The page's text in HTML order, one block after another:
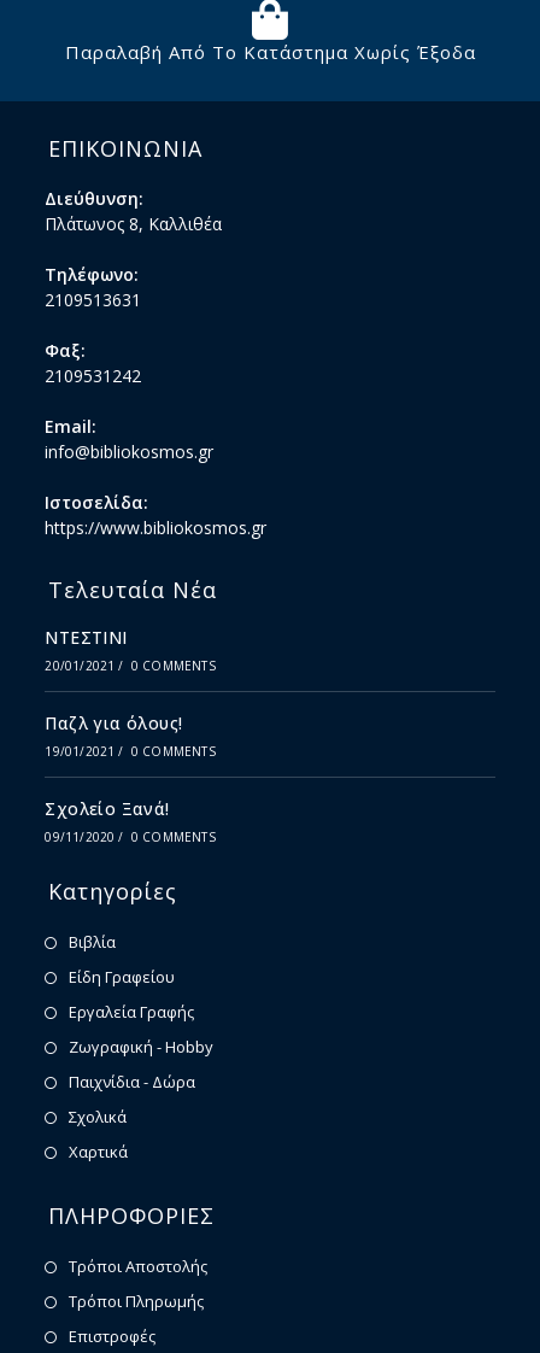
Παραλαβή Από Το Κατάστημα Χωρίς Έξοδα
ΕΠΙΚΟΙΝΩΝΙΑ
Διεύθυνση:
Πλάτωνος 8, Καλλιθέα
Τηλέφωνο:
2109513631
Φαξ:
2109531242
Email:
info@bibliokosmos.gr
Ιστοσελίδα:
https://www.bibliokosmos.gr
Τελευταία Νέα
ΝΤΕΣΤΙΝΙ
20/01/2021 / 0 COMMENTS
Παζλ για όλους!
19/01/2021 / 0 COMMENTS
Σχολείο Ξανά!
09/11/2020 / 0 COMMENTS
Κατηγορίες
Βιβλία
Είδη Γραφείου
Εργαλεία Γραφής
Ζωγραφική - Hobby
Παιχνίδια - Δώρα
Σχολικά
Χαρτικά
ΠΛΗΡΟΦΟΡΙΕΣ
Τρόποι Αποστολής
Τρόποι Πληρωμής
Επιστροφές